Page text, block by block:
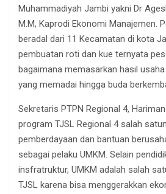
Muhammadiyah Jambi yakni Dr
M.M, Kaprodi Ekonomi Manajemen.
beradal dari 11 Kecamatan di kota
pembuatan roti dan kue ternyata
bagaimana memasarkan hasil
yang memadai hingga buda
Sekretaris PTPN Regional 4,
program TJSL Regional 4 salah
pemberdayaan dan bantuan
sebagai pelaku UMKM. Selain
insfratruktur, UMKM adalah salah
TJSL karena bisa menggerakkan